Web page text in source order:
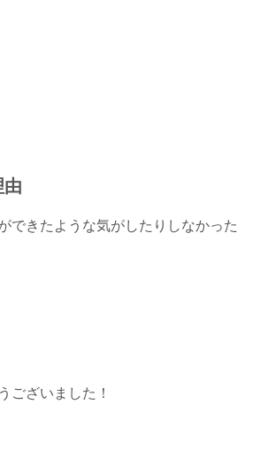
できたような気がしたりしなかった
ございました！